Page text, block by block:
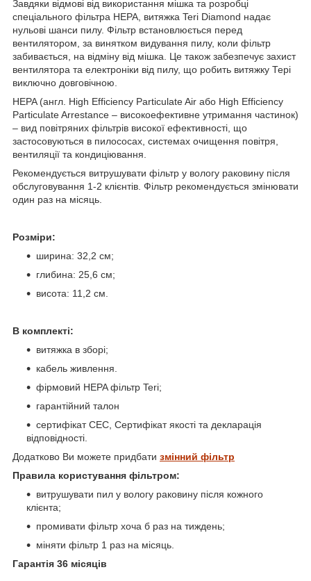
Завдяки відмові від використання мішка та розробці
спеціального фільтра HEPA, витяжка Teri Diamond надає
нульові шанси пилу. Фільтр встановлюється перед
вентилятором, за винятком видування пилу, коли фільтр
забивається, на відміну від мішка. Це також забезпечує захист
вентилятора та електроніки від пилу, що робить витяжку Тері
виключно довговічною.
HEPA (англ. High Efficiency Particulate Air або High Efficiency
Particulate Arrestance – високоефективне утримання частинок)
– вид повітряних фільтрів високої ефективності, що
застосовуються в пилососах, системах очищення повітря,
вентиляції та кондиціювання.
Рекомендується витрушувати фільтр у вологу раковину після
обслуговування 1-2 клієнтів. Фільтр рекомендується змінювати
один раз на місяць.
Розміри:
ширина: 32,2 см;
глибина: 25,6 см;
висота: 11,2 см.
В комплекті:
витяжка в зборі;
кабель живлення.
фірмовий HEPA фільтр Teri;
гарантійний талон
сертифікат СЕС, Сертифікат якості та декларація
відповідності.
Додатково Ви можете придбати змінний фільтр
Правила користування фільтром:
витрушувати пил у вологу раковину після кожного
клієнта;
промивати фільтр хоча б раз на тиждень;
міняти фільтр 1 раз на місяць.
Гарантія 36 місяців